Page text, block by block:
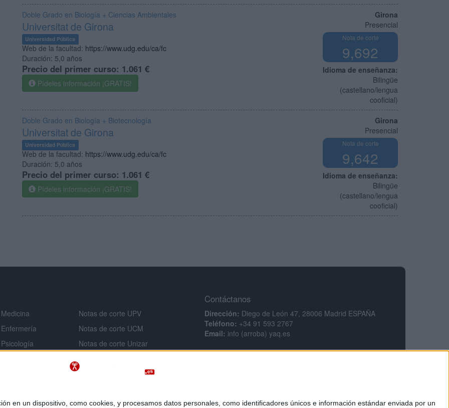
en un dispositivo, como cookies, y procesamos datos personales, como identificadores únicos e información estándar enviada por un
Girona
Presencial
Nota de corte
9,692
Idioma de enseñanza:
Bilingüe
(castellano/lengua
cooficial)
Doble Grado en Biología + Ciencias Ambientales
Universitat de Girona
Universidad Pública
Web de la facultad: https://www.udg.edu/ca/fc
Duración: 5,0 años
Precio del primer curso: 1.061 €
Pídeles información ¡GRATIS!
Girona
Presencial
Nota de corte
9,642
Idioma de enseñanza:
Bilingüe
(castellano/lengua
cooficial)
Doble Grado en Biología + Biotecnología
Universitat de Girona
Universidad Pública
Web de la facultad: https://www.udg.edu/ca/fc
Duración: 5,0 años
Precio del primer curso: 1.061 €
Pídeles información ¡GRATIS!
Notas de corte UPV
Notas de corte UCM
Notas de corte Unizar
Notas de corte USAL
Notas de corte UA
Contáctanos
Dirección: Diego de León 47, 28006 Madrid ESPAÑA
Teléfono: +34 91 593 2767
Email: info (arroba) yaq.es
Política de cookies